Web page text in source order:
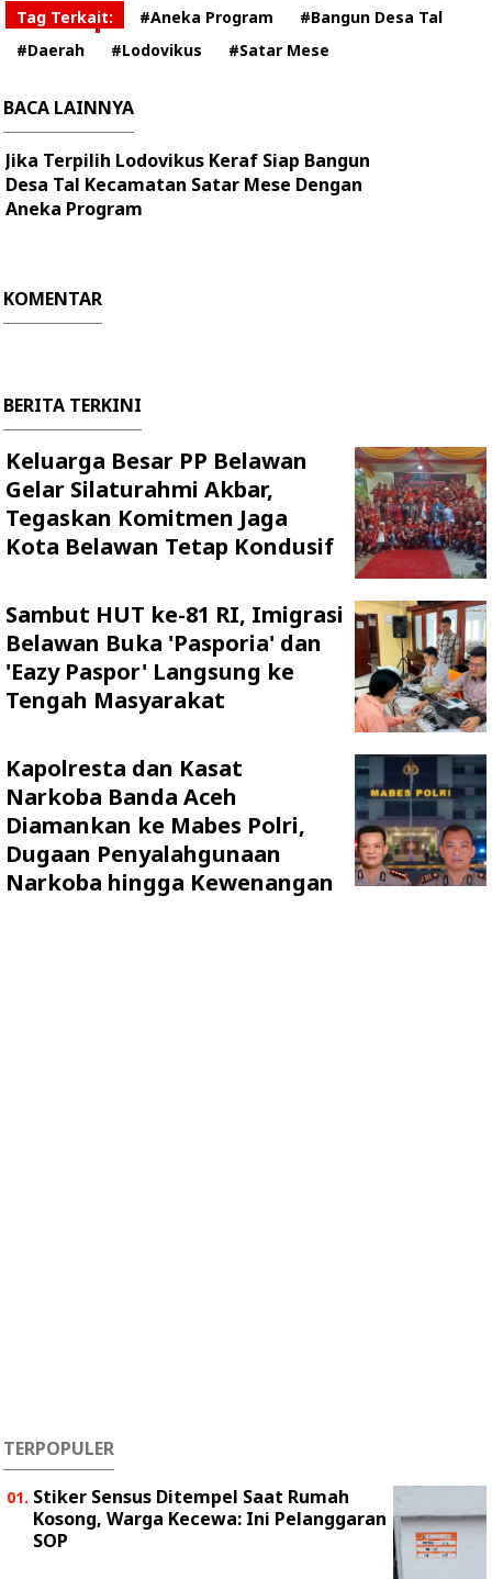
Tag Terkait: #Aneka Program
#Bangun Desa Tal
#Daerah
#Lodovikus #Satar Mese
BACA LAINNYA
Jika Terpilih Lodovikus Keraf Siap Bangun
Desa Tal Kecamatan Satar Mese Dengan
Aneka Program
KOMENTAR
BERITA TERKINI
Keluarga Besar PP Belawan
Gelar Silaturahmi Akbar,
Tegaskan Komitmen Jaga
Kota Belawan Tetap Kondusif
Sambut HUT ke-81 RI, Imigrasi
Belawan Buka 'Pasporia' dan
'Eazy Paspor' Langsung ke
Tengah Masyarakat
Kapolresta dan Kasat
Narkoba Banda Aceh
Diamankan ke Mabes Polri,
Dugaan Penyalahgunaan
Narkoba hingga Kewenangan
TERPOPULER
Stiker Sensus Ditempel Saat Rumah
Kosong, Warga Kecewa: Ini Pelanggaran
SOP